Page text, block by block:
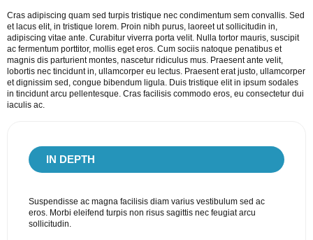
Cras adipiscing quam sed turpis tristique nec condimentum sem convallis. Sed
et lacus elit, in tristique lorem. Proin nibh purus, laoreet ut sollicitudin in,
adipiscing vitae ante. Curabitur viverra porta velit. Nulla tortor mauris, suscipit
ac fermentum porttitor, mollis eget eros. Cum sociis natoque penatibus et
magnis dis parturient montes, nascetur ridiculus mus. Praesent ante velit,
lobortis nec tincidunt in, ullamcorper eu lectus. Praesent erat justo, ullamcorper
et dignissim sed, congue bibendum ligula. Duis tristique elit in ipsum sodales
in tincidunt arcu pellentesque. Cras facilisis commodo eros, eu consectetur dui
iaculis ac.
IN DEPTH
Suspendisse ac magna facilisis diam varius vestibulum sed ac
eros. Morbi eleifend turpis non risus sagittis nec feugiat arcu
sollicitudin.